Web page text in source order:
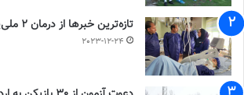
تازه‌ترین خبرها از درمان ۲ ملی‌پوش فوتبال زنان
2023-12-24